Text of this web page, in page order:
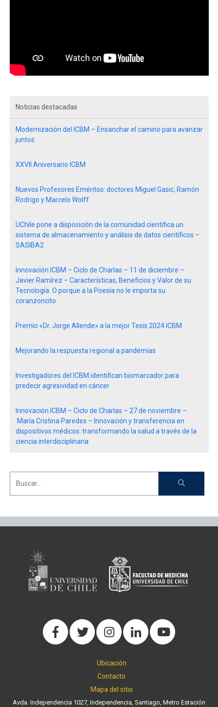
Noticias destacadas
Modernización del ICBM – Ensanchar el camino para avanzar
juntos
XXVII Aniversario ICBM
Nuevos Profesores Eméritos: doctores Miguel Gasic, Ramón
Rodrigo y Marcelo Wolff
UChile pone a disposición de la comunidad científica un
sistema de almacenamiento y análisis de datos científicos –
SASIBA2
Innovación ICBM – Ciclo de Charlas – 11 de diciembre –
Javier Ramírez – Características, Beneficios y Valor de su
Tecnología. O porque a la Poesía no le importa su
coranzoncito
Premio «Dr. Jorge Allende» a la mejor Tesis 2024 ICBM
Mejorando la respuesta regional a pandemias
Investigadores del ICBM identifican biomarcador para
predecir agresividad en cáncer
Innovación ICBM – Ciclo de Charlas – 27 de noviembre –
María Cristina Paredes – Innovación y transferencia en
dispositivos médicos: transformando la salud a través de la
ciencia interdisciplinaria
Ubicación
Contacto
Mapa del sitio
Avda. Independencia 1027, Independencia, Santiago, Metro Estación